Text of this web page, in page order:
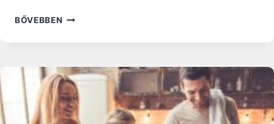
BŐVEBBEN ÉSZTORSZÁGI
BOLDOGGÁ
TALLINNBAN